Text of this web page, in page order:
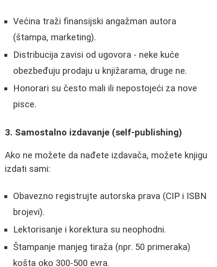
Većina traži finansijski angažman autora
(štampa, marketing).
Distribucija zavisi od ugovora - neke kuće
obezbeđuju prodaju u knjižarama, druge ne.
Honorari su često mali ili nepostojeći za nove
pisce.
3. Samostalno izdavanje (self-publishing)
Ako ne možete da nađete izdavača, možete knjigu
izdati sami:
Obavezno registrujte autorska prava (CIP i ISBN
brojevi).
Lektorisanje i korektura su neophodni.
Štampanje manjeg tiraža (npr. 50 primeraka)
košta oko 300-500 evra.